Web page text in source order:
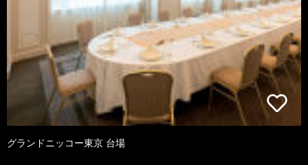
グランドニッコー東京 台場